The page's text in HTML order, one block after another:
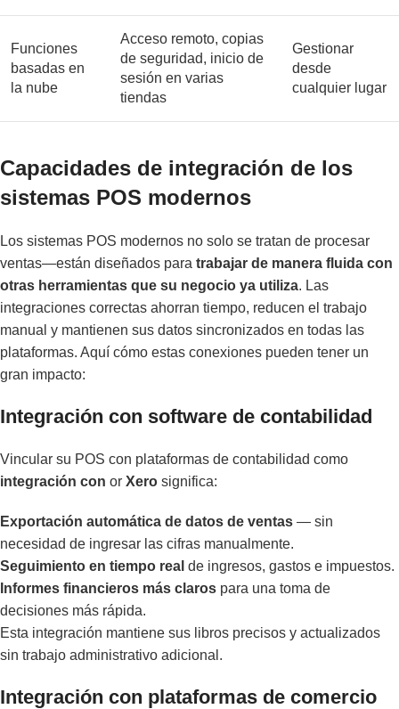
Funciones
basadas en
la nube
Acceso remoto, copias
de seguridad, inicio de
sesión en varias
tiendas
Gestionar
desde
cualquier lugar
Capacidades de integración de los
sistemas POS modernos
Los sistemas POS modernos no solo se tratan de procesar
ventas—están diseñados para trabajar de manera fluida con
otras herramientas que su negocio ya utiliza. Las
integraciones correctas ahorran tiempo, reducen el trabajo
manual y mantienen sus datos sincronizados en todas las
plataformas. Aquí cómo estas conexiones pueden tener un
gran impacto:
Integración con software de contabilidad
Vincular su POS con plataformas de contabilidad como
integración con or Xero significa:
Exportación automática de datos de ventas — sin
necesidad de ingresar las cifras manualmente.
Seguimiento en tiempo real de ingresos, gastos e impuestos.
Informes financieros más claros para una toma de
decisiones más rápida.
Esta integración mantiene sus libros precisos y actualizados
sin trabajo administrativo adicional.
Integración con plataformas de comercio